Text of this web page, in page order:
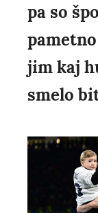
pa so
jim kaj
smelo